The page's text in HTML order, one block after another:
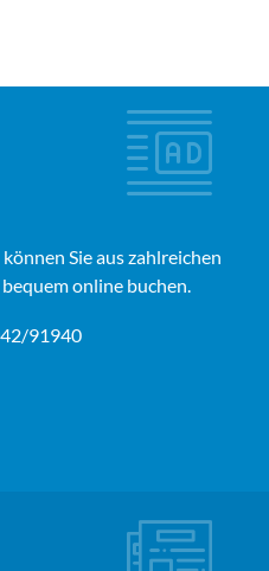
Sie aus zahlreichen
online buchen.
91940